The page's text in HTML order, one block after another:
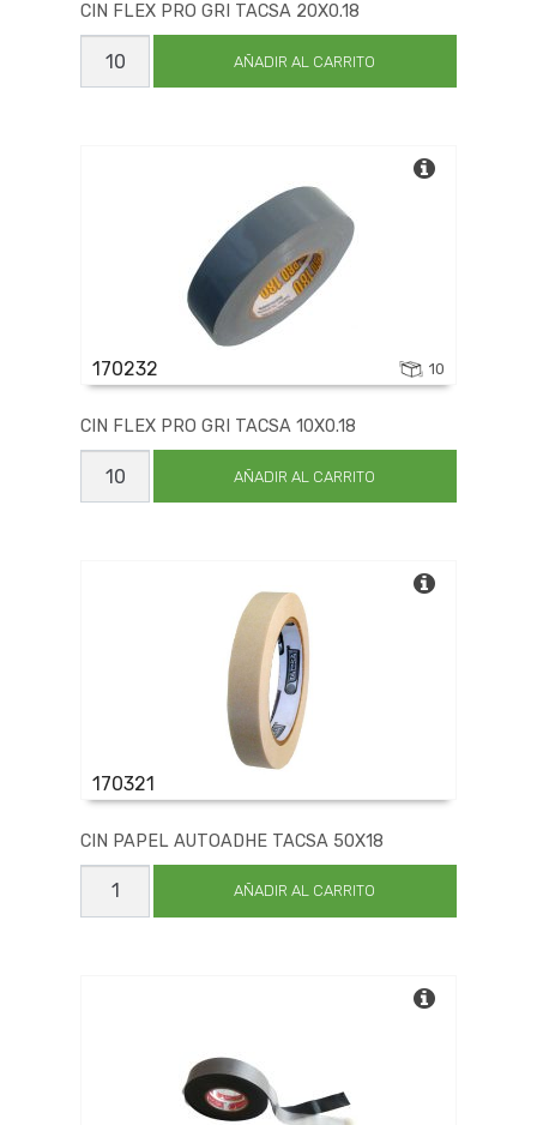
CIN FLEX PRO GRI TACSA 20X0.18
CIN
FLEX
PRO
AÑADIR AL CARRITO
170232 10
CIN FLEX PRO GRI TACSA 10X0.18
CIN
FLEX
PRO
AÑADIR AL CARRITO
170321
CIN PAPEL AUTOADHE TACSA 50X18
CIN
PAPEL
AUTOADHE
AÑADIR AL CARRITO